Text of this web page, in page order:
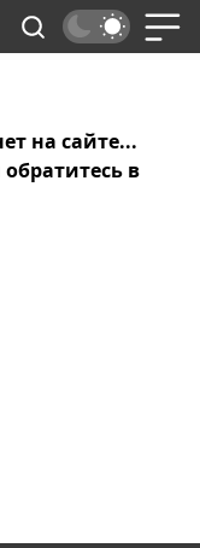
на сайте...
в